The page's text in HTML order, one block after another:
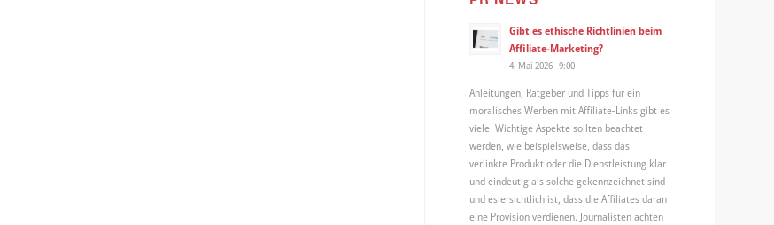
Gibt es ethische Richtlinien beim
Affiliate-Marketing?
4. Mai 2026 - 9:00
Anleitungen, Ratgeber und Tipps für ein
moralisches Werben mit Affiliate-Links gibt es
viele. Wichtige Aspekte sollten beachtet
werden, wie beispielsweise, dass das
verlinkte Produkt oder die Dienstleistung klar
und eindeutig als solche gekennzeichnet sind
und es ersichtlich ist, dass die Affiliates daran
eine Provision verdienen. Journalisten achten